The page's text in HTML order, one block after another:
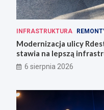
INFRASTRUKTURA
Modernizacja ulicy
stawia na lepszą
6 sierpnia 2026